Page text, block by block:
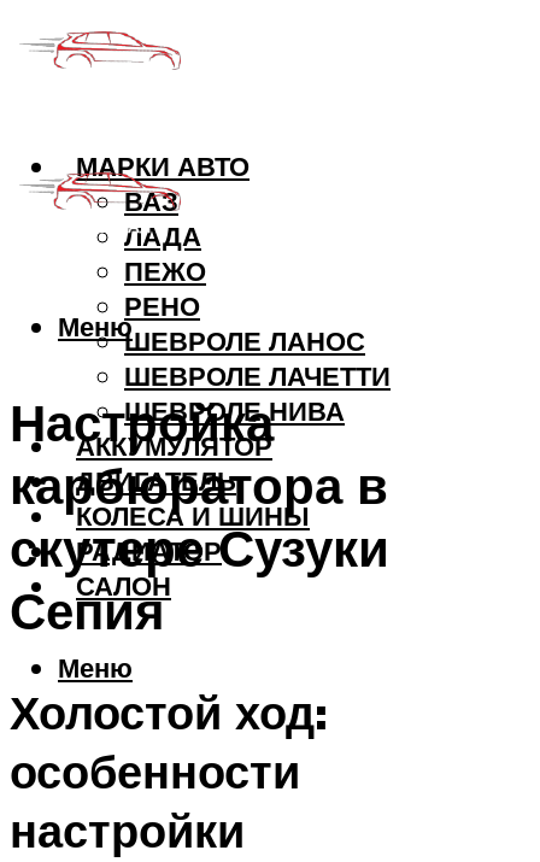
МАРКИ АВТО
ВАЗ
ЛАДА
ПЕЖО
РЕНО
ШЕВРОЛЕ ЛАНОС
ШЕВРОЛЕ ЛАЧЕТТИ
ШЕВРОЛЕ НИВА
АККУМУЛЯТОР
ДВИГАТЕЛЬ
КОЛЕСА И ШИНЫ
РАДИАТОР
САЛОН
Меню
Меню
Настройка
карбюратора в
скутере Сузуки
Сепия
Холостой ход:
особенности
настройки